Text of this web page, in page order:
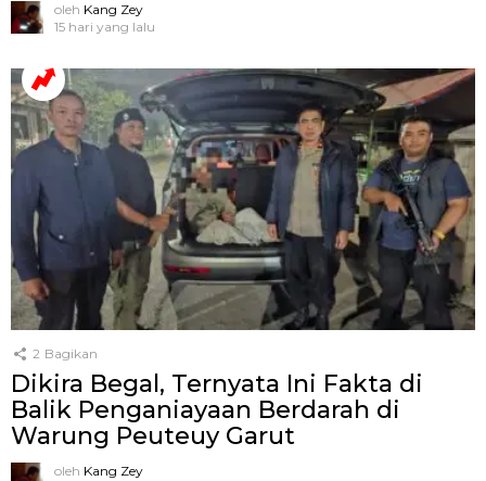
oleh Kang Zey
15 hari yang lalu
2 Bagikan
Dikira Begal, Ternyata Ini Fakta di
Balik Penganiayaan Berdarah di
Warung Peuteuy Garut
oleh Kang Zey